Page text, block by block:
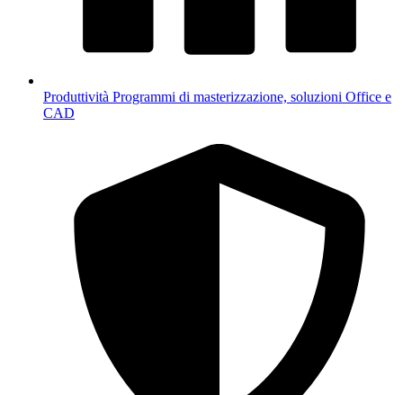
Produttività Programmi di masterizzazione, soluzioni Office e
CAD